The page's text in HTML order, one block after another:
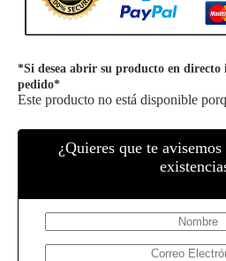
*Si desea abrir su producto en directo
pedido*
Este producto no está disponible
¿Quieres que te